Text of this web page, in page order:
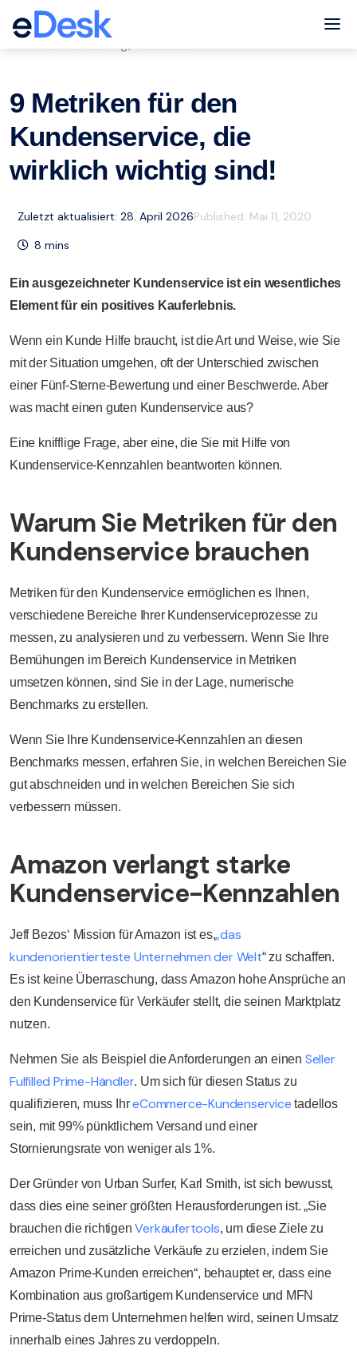
eCommerce Support Central
9 Metriken für den
Kundenservice, die
wirklich wichtig sind!
Zuletzt aktualisiert: 28. April 2026Published: Mai 11, 2020
8 mins
Ein ausgezeichneter Kundenservice ist ein wesentliches
Element für ein positives Kauferlebnis.
Wenn ein Kunde Hilfe braucht, ist die Art und Weise, wie Sie
mit der Situation umgehen, oft der Unterschied zwischen
einer Fünf-Sterne-Bewertung und einer Beschwerde. Aber
was macht einen guten Kundenservice aus?
Eine knifflige Frage, aber eine, die Sie mit Hilfe von
Kundenservice-Kennzahlen beantworten können.
Warum Sie Metriken für den
Kundenservice brauchen
Metriken für den Kundenservice ermöglichen es Ihnen,
verschiedene Bereiche Ihrer Kundenserviceprozesse zu
messen, zu analysieren und zu verbessern. Wenn Sie Ihre
Bemühungen im Bereich Kundenservice in Metriken
umsetzen können, sind Sie in der Lage, numerische
Benchmarks zu erstellen.
Wenn Sie Ihre Kundenservice-Kennzahlen an diesen
Benchmarks messen, erfahren Sie, in welchen Bereichen Sie
gut abschneiden und in welchen Bereichen Sie sich
verbessern müssen.
Amazon verlangt starke
Kundenservice-Kennzahlen
Jeff Bezos‘ Mission für Amazon ist es,„das
kundenorientierteste Unternehmen der Welt“ zu schaffen.
Es ist keine Überraschung, dass Amazon hohe Ansprüche an
den Kundenservice für Verkäufer stellt, die seinen Marktplatz
nutzen.
Nehmen Sie als Beispiel die Anforderungen an einen Seller
Fulfilled Prime-Händler. Um sich für diesen Status zu
qualifizieren, muss IhreCommerce-Kundenservice tadellos
sein, mit 99% pünktlichem Versand und einer
Stornierungsrate von weniger als 1%.
Der Gründer von Urban Surfer, Karl Smith, ist sich bewusst,
dass dies eine seiner größten Herausforderungen ist. „Sie
brauchen die richtigenVerkäufertools, um diese Ziele zu
erreichen und zusätzliche Verkäufe zu erzielen, indem Sie
Amazon Prime-Kunden erreichen“, behauptet er, dass eine
Kombination aus großartigem Kundenservice und MFN
Prime-Status dem Unternehmen helfen wird, seinen Umsatz
innerhalb eines Jahres zu verdoppeln.